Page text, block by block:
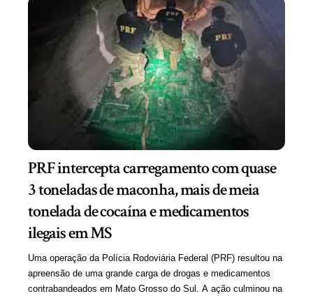
PRF intercepta carregamento com quase
3 toneladas de maconha, mais de meia
tonelada de cocaína e medicamentos
ilegais em MS
Uma operação da Polícia Rodoviária Federal (PRF) resultou na
apreensão de uma grande carga de drogas e medicamentos
contrabandeados em Mato Grosso do Sul. A ação culminou na